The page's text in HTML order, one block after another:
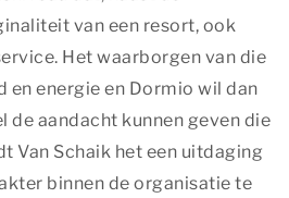
van een resort, ook
Het waarborgen van die
energie en Dormio wil dan
de aandacht kunnen geven die
Van Schaik het een uitdaging
binnen de organisatie te